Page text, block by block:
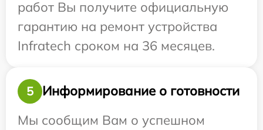
работ Вы получите официальную
гарантию на ремонт устройства
Infratech сроком на 36 месяцев.
5
Информирование о готовности
Мы сообщим Вам о успешном